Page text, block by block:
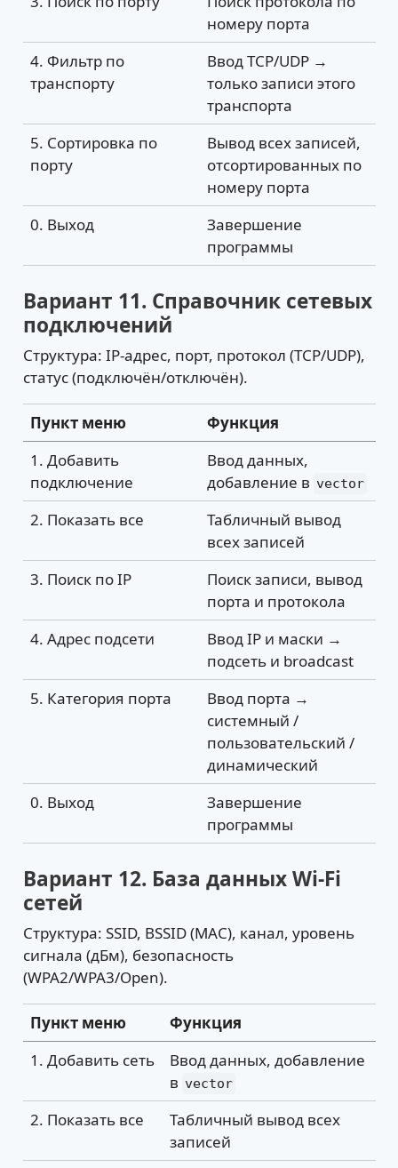
номеру порта
4. Фильтр по
транспорту
Ввод TCP/UDP →
только записи этого
транспорта
5. Сортировка по
порту
Вывод всех записей,
отсортированных по
номеру порта
0. Выход
Завершение
программы
Вариант 11. Справочник сетевых
подключений
Структура: IP-адрес, порт, протокол (TCP/UDP),
статус (подключён/отключён).
Пункт меню
Функция
1. Добавить
подключение
Ввод данных,
добавление в vector
2. Показать все
Табличный вывод
всех записей
3. Поиск по IP
Поиск записи, вывод
порта и протокола
4. Адрес подсети
Ввод IP и маски →
подсеть и broadcast
5. Категория порта
Ввод порта →
системный /
пользовательский /
динамический
0. Выход
Завершение
программы
Вариант 12. База данных Wi-Fi
сетей
Структура: SSID, BSSID (MAC), канал, уровень
сигнала (дБм), безопасность
(WPA2/WPA3/Open).
Пункт меню
Функция
1. Добавить сеть
Ввод данных, добавление
в vector
2. Показать все
Табличный вывод всех
записей